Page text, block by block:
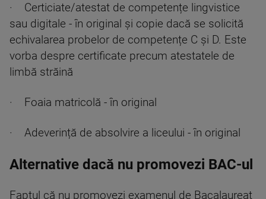
· Certiciate/atestat de competențe lingvistice
sau digitale - în original și copie dacă se solicită
echivalarea probelor de competențe C și D. Este
vorba despre certificate precum atestatele de
limbă străină
· Foaia matricolă - în original
· Adeverință de absolvire a liceului - în original
Alternative dacă nu promovezi BAC-ul
Faptul că nu promovezi examenul de Bacalaureat